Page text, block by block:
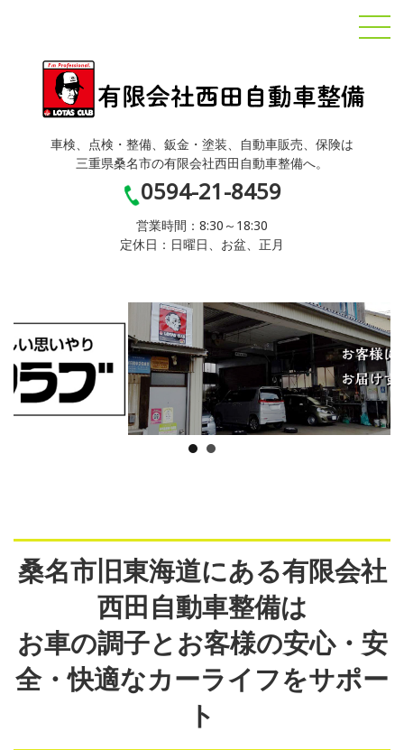
車検、点検・整備、鈑金・塗装、自動車販売、保険は
三重県桑名市の有限会社西田自動車整備へ。
0594-21-8459
営業時間：8:30～18:30
定休日：日曜日、お盆、正月
桑名市旧東海道にある有限会社
西田自動車整備は
お車の調子とお客様の安心・安
全・快適なカーライフをサポー
ト